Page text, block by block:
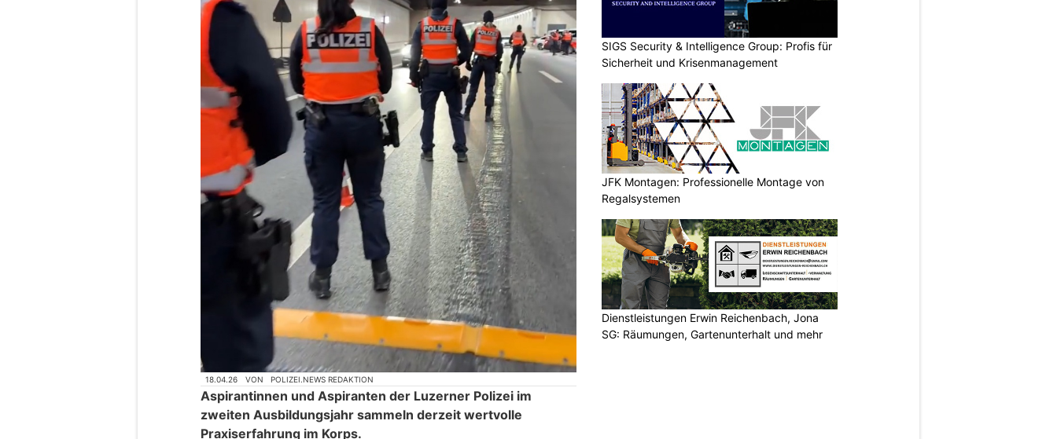
18.04.26 VON POLIZEI.NEWS REDAKTION
Aspirantinnen und Aspiranten der Luzerner Polizei im
zweiten Ausbildungsjahr sammeln derzeit wertvolle
Praxiserfahrung im Korps.
SIGS Security & Intelligence Group: Profis für
Sicherheit und Krisenmanagement
JFK Montagen: Professionelle Montage von
Regalsystemen
Dienstleistungen Erwin Reichenbach, Jona
SG: Räumungen, Gartenunterhalt und mehr